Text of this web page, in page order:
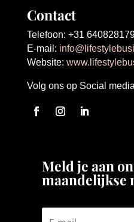
Contact
Telefoon: +31
E-mail:
Website:
Volg ons op Social media
Meld je aan
maandelijkse